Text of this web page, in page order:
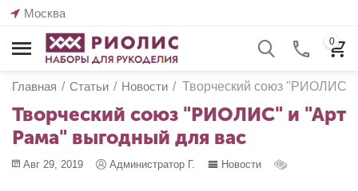
Москва
0
Главная / Статьи / Новости / Творческий союз "РИОЛИС"
Творческий союз "РИОЛИС" и "Арт
Рама" выгодный для вас
Авг 29, 2019 Администратор Г. Новости